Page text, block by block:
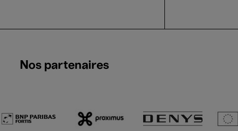
Nos partenaires